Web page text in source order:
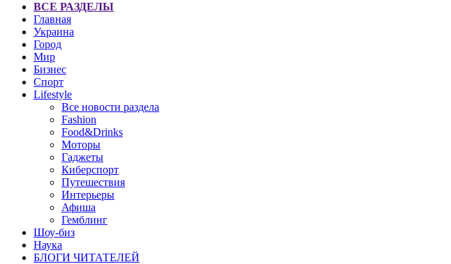
ВСЕ РАЗДЕЛЫ
Главная
Украина
Город
Мир
Бизнес
Спорт
Lifestyle
Все новости раздела
Fashion
Food&Drinks
Моторы
Гаджеты
Киберспорт
Путешествия
Интерьеры
Афиша
Гемблинг
Шоу-биз
Наука
БЛОГИ ЧИТАТЕЛЕЙ